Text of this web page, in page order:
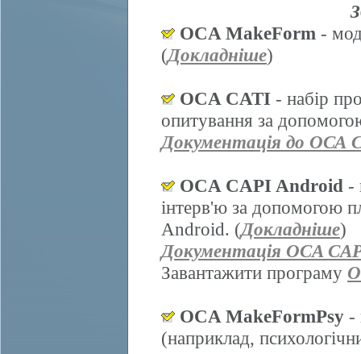
OCA MakeForm -
(Докладніше)
OCA CATI - набір
опитування за
Документація до ОСА
OCA CAPI Android -
інтерв'ю за допомогою
Android. (Докладніше)
Документація OCA
Завантажити програму
OCA MakeFormPsy -
(наприклад,